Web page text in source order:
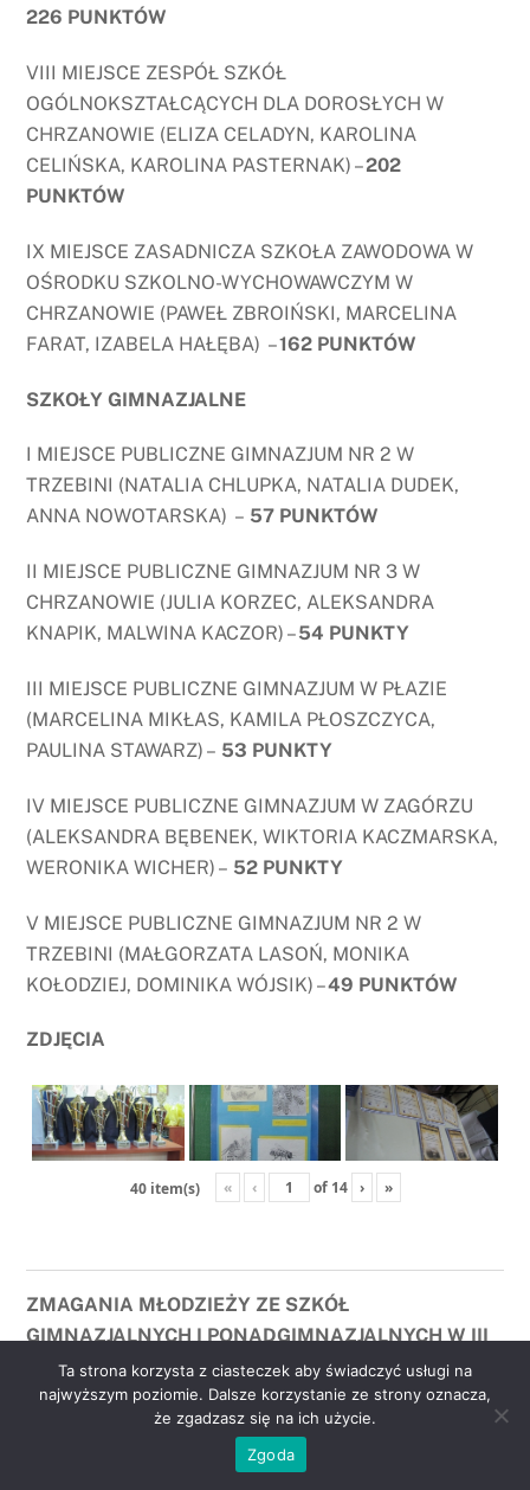
226 PUNKTÓW
VIII MIEJSCE ZESPÓŁ SZKÓŁ
OGÓLNOKSZTAŁCĄCYCH DLA DOROSŁYCH W
CHRZANOWIE (ELIZA CELADYN, KAROLINA
CELIŃSKA, KAROLINA PASTERNAK) –202
PUNKTÓW
IX MIEJSCE ZASADNICZA SZKOŁA ZAWODOWA W
OŚRODKU SZKOLNO-WYCHOWAWCZYM W
CHRZANOWIE (PAWEŁ ZBROIŃSKI, MARCELINA
FARAT, IZABELA HAŁĘBA) –162 PUNKTÓW
SZKOŁY GIMNAZJALNE
I MIEJSCE PUBLICZNE GIMNAZJUM NR 2 W
TRZEBINI (NATALIA CHLUPKA, NATALIA DUDEK,
ANNA NOWOTARSKA) – 57 PUNKTÓW
II MIEJSCE PUBLICZNE GIMNAZJUM NR 3 W
CHRZANOWIE (JULIA KORZEC, ALEKSANDRA
KNAPIK, MALWINA KACZOR) –54 PUNKTY
III MIEJSCE PUBLICZNE GIMNAZJUM W PŁAZIE
(MARCELINA MIKŁAS, KAMILA PŁOSZCZYCA,
PAULINA STAWARZ) – 53 PUNKTY
IV MIEJSCE PUBLICZNE GIMNAZJUM W ZAGÓRZU
(ALEKSANDRA BĘBENEK, WIKTORIA KACZMARSKA,
WERONIKA WICHER) – 52 PUNKTY
V MIEJSCE PUBLICZNE GIMNAZJUM NR 2 W
TRZEBINI (MAŁGORZATA LASOŃ, MONIKA
KOŁODZIEJ, DOMINIKA WÓJSIK) –49 PUNKTÓW
ZDJĘCIA
40 item(s) « ‹ of 14 › »
ZMAGANIA MŁODZIEŻY ZE SZKÓŁ
GIMNAZJALNYCH I PONADGIMNAZJALNYCH W III
OLIMPIADZIE PSZCZELARSKIEJ
21. X. 2015 r młodzież ze szkół gimnazjalnych i
ponadgimnazjalnych przystąpiła do konkursu III
Ta strona korzysta z ciasteczek aby świadczyć usługi na
najwyższym poziomie. Dalsze korzystanie ze strony oznacza,
że zgadzasz się na ich użycie.
Zgoda